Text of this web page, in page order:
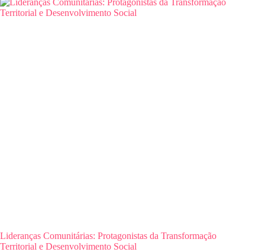
Lideranças Comunitárias: Protagonistas da Transformação
Territorial e Desenvolvimento Social